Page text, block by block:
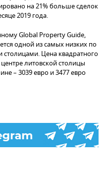
на 21% больше сделок
2019 года.
Global Property Guide,
одной из самых низких по
Цена квадратного
литовской столицы
– 3039 евро и 3477 евро